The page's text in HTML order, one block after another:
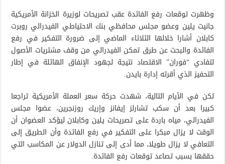
وظهرت توقعات رفع الفائدة عقب تصريحات لوزيرة الخزانة الأمريكية
جانيت يلين وعضو مجلس محافظي بنك الاحتياطي الفيدرالي روبرت
كابلان أشارا خلالها الثلاثاء الماضي إلى ضرورة التفكير في رفع
الفائدة والبحث عن طرق تمكن الفيدرالي من وقف مشتريات الأصول
لتفادي “فوران” الاقتصاد نتيجة لجهود الإنفاق الهائلة في إطار
التحفيز الذي أقرته إدارة بايدن.
لكن في الأيام التالية، شهدت حركة سعر العملة الأمريكية تراجعا
كبيرا بعد أن سكب تشارلز إيفانز وإريك روزنجرين، عضوا مجلس
الفيدرالي، مياه باردة على تصريحات يلين وكابلان ليؤكد العضوان أن
الوقت لا يزال مبكرا على التفكير في رفع الفائدة وأن الطريق إلى
التعافي لا يزال طويلا، مما أدى إلى تنازل الدولار عن المكاسب التي
حققها بسبب تصاعد توقعات رفع الفائدة.